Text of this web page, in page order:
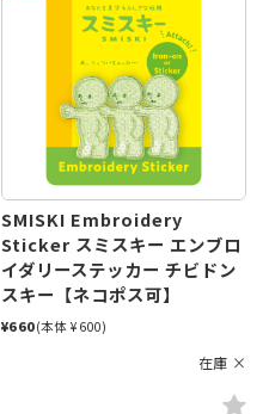
SMISKI Embroidery
Sticker スミスキー エンブロ
イダリーステッカー チビドン
スキー【ネコポス可】
¥660(本体 ¥600)
在庫 ×